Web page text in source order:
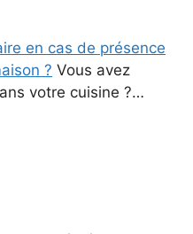
en cas de présence
? Vous avez
votre cuisine ?…